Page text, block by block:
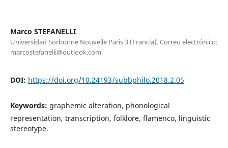
Marco STEFANELLI
Universidad Sorbonne Nouvelle Paris 3 (Francia). Correo electrónico:
marcostefanelli@outlook.com
DOI: https://doi.org/10.24193/subbphilo.2018.2.05
Keywords: graphemic alteration, phonological
representation, transcription, folklore, flamenco, linguistic
stereotype.